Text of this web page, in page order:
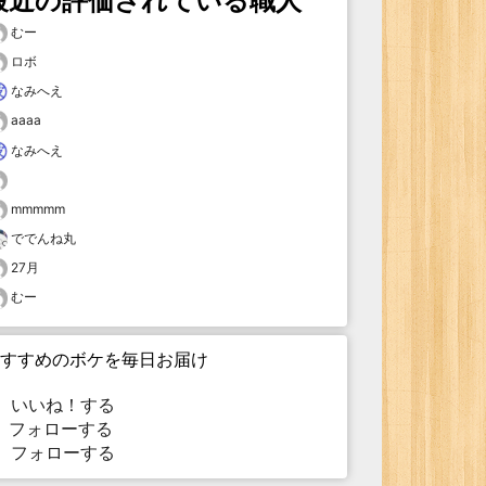
むー
ロボ
なみへえ
aaaa
なみへえ
mmmmm
ででんね丸
27月
むー
すめのボケを毎日お届け
いいね！する
ォローする
フォローする